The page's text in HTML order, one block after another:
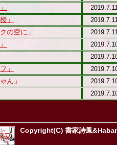
」
の空に」
」
ん」
Copyright(C) 書家詩鳳